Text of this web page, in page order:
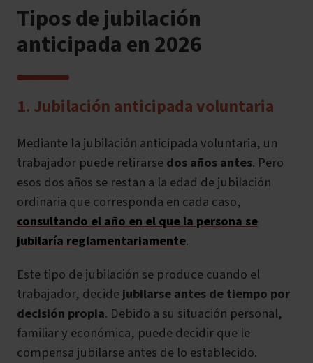
Tipos de jubilación
anticipada en 2026
1. Jubilación anticipada voluntaria
Mediante la jubilación anticipada voluntaria, un
trabajador puede retirarsedos años antes. Pero
esos dos años se restan a la edad de jubilación
ordinaria que corresponda en cada caso,
consultando el año en el que la persona se
jubilaría reglamentariamente.
Este tipo de jubilación se produce cuando el
trabajador, decidejubilarse antes de tiempo por
decisión propia. Debido a su situación personal,
familiar y económica, puede decidir que le
compensa jubilarse antes de lo establecido.